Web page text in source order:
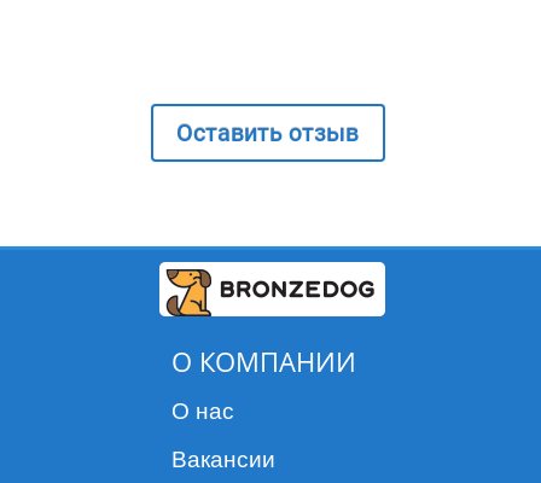
Оставить отзыв
О КОМПАНИИ
О нас
Вакансии